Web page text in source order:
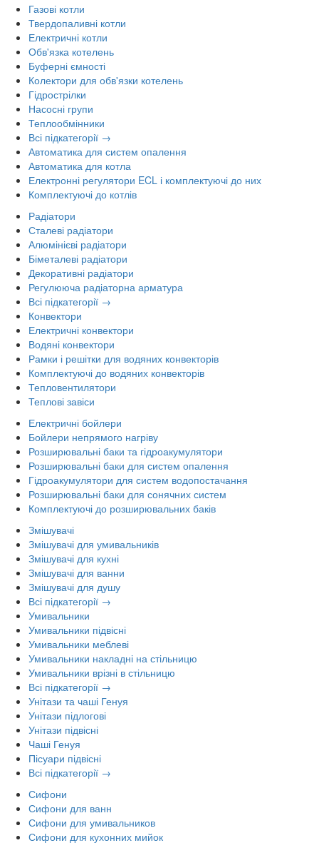
Газові котли
Твердопаливні котли
Електричні котли
Обв'язка котелень
Буферні ємності
Колектори для обв'язки котелень
Гідрострілки
Насосні групи
Теплообмінники
Всі підкатегорії →
Автоматика для систем опалення
Автоматика для котла
Електронні регулятори ECL і комплектуючі до них
Комплектуючі до котлів
Радіатори
Сталеві радіатори
Алюмінієві радіатори
Біметалеві радіатори
Декоративні радіатори
Регулююча радіаторна арматура
Всі підкатегорії →
Конвектори
Електричні конвектори
Водяні конвектори
Рамки і решітки для водяних конвекторів
Комплектуючі до водяних конвекторів
Тепловентилятори
Теплові завіси
Електричні бойлери
Бойлери непрямого нагріву
Розширювальні баки та гідроакумулятори
Розширювальні баки для систем опалення
Гідроакумулятори для систем водопостачання
Розширювальні баки для сонячних систем
Комплектуючі до розширювальних баків
Змішувачі
Змішувачі для умивальників
Змішувачі для кухні
Змішувачі для ванни
Змішувачі для душу
Всі підкатегорії →
Умивальники
Умивальники підвісні
Умивальники меблеві
Умивальники накладні на стільницю
Умивальники врізні в стільницю
Всі підкатегорії →
Унітази та чаші Генуя
Унітази підлогові
Унітази підвісні
Чаші Генуя
Пісуари підвісні
Всі підкатегорії →
Сифони
Сифони для ванн
Сифони для умивальников
Сифони для кухонних мийок